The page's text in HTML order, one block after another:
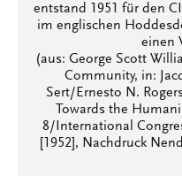
entstand 1951 für den
im englischen
einen
(aus: George Scott
Community, in:
Sert/Ernesto N.
Towards the
8/International
[1952], Nachdruck